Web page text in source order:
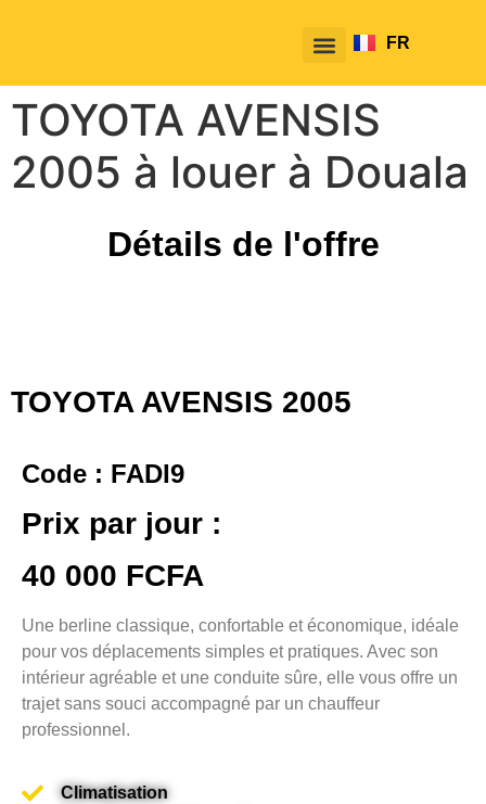
FR
EN
TOYOTA AVENSIS
2005 à louer à Douala
Détails de l'offre
TOYOTA AVENSIS 2005
Code : FADI9
Prix par jour :
40 000 FCFA
Une berline classique, confortable et économique, idéale
pour vos déplacements simples et pratiques. Avec son
intérieur agréable et une conduite sûre, elle vous offre un
trajet sans souci accompagné par un chauffeur
professionnel.
Climatisation